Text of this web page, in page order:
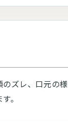
ズレ、口元の
。